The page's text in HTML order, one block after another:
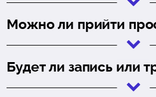
Можно ли прийти
Будет ли запись или